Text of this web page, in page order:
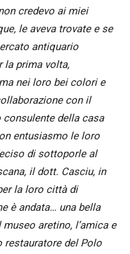
credevo ai miei
le aveva trovate e se
antiquario
la prima volta,
nei loro bei colori e
con il
della casa
entusiasmo le loro
di sottoporle al
il dott. Casciu, in
la loro città di
è andata… una bella
aretino, l’amica e
restauratore del Polo